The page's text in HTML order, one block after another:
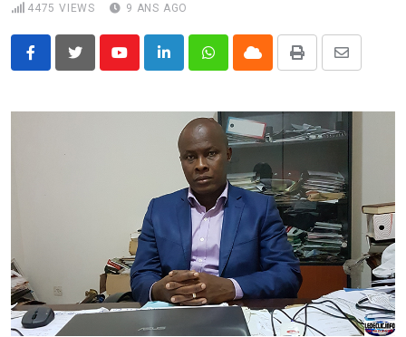
4475 VIEWS 9 ANS AGO
YoutubeLinkedInWhatsappCloud Print
Share
Email